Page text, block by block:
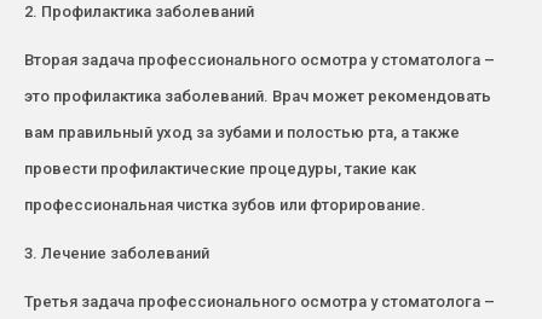
2. Профилактика заболеваний
Вторая задача профессионального осмотра у стоматолога –
это профилактика заболеваний. Врач может рекомендовать
вам правильный уход за зубами и полостью рта, а также
провести профилактические процедуры, такие как
профессиональная чистка зубов или фторирование.
3. Лечение заболеваний
Третья задача профессионального осмотра у стоматолога –